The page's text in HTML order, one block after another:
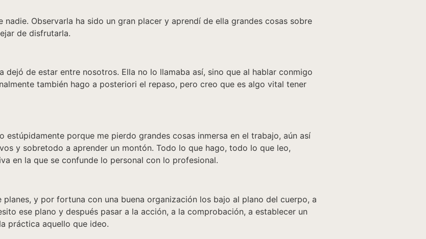
Observarla ha sido un gran placer y aprendí de ella grandes cosas sobre
de disfrutarla.
dejó de estar entre nosotros. Ella no lo llamaba así, sino que al hablar conmigo
también hago a posteriori el repaso, pero creo que es algo vital tener
porque me pierdo grandes cosas inmersa en el trabajo, aún así
y sobretodo a aprender un montón. Todo lo que hago, todo lo que leo,
en la que se confunde lo personal con lo profesional.
y por fortuna con una buena organización los bajo al plano del cuerpo, a
ese plano y después pasar a la acción, a la comprobación, a establecer un
práctica aquello que ideo.